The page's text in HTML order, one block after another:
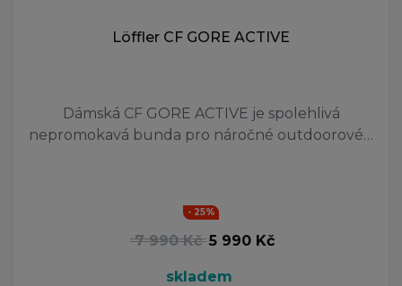
Löffler CF GORE ACTIVE
Dámská CF GORE ACTIVE je spolehlivá
nepromokavá bunda pro náročné outdoorové…
- 25%
7 990 Kč 5 990 Kč
skladem